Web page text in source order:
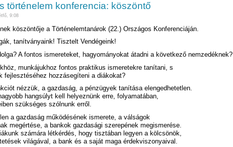
történelem konferencia: köszöntő
9:08
köszöntője a Történelemtanárok (22.) Országos Konferenciáján.
tanítványaink! Tisztelt Vendégeink!
A fontos ismereteket, hagyományokat átadni a következő nemzedéknek?
munkájukhoz fontos praktikus ismeretekre tanítani, s
fejlesztéséhez hozzásegíteni a diákokat?
nézzük, a gazdaság, a pénzügyek tanítása elengedhetetlen.
hangsúlyt kell helyeznünk erre, folyamatában,
szükséges szólnunk erről.
a gazdaság működésének ismerete, a válságok
megértése, a bankok gazdasági szerepének megismerése.
számára létkérdés, hogy tisztában legyen a kölcsönök,
világával, a bank és a saját maga érdekviszonyaival.